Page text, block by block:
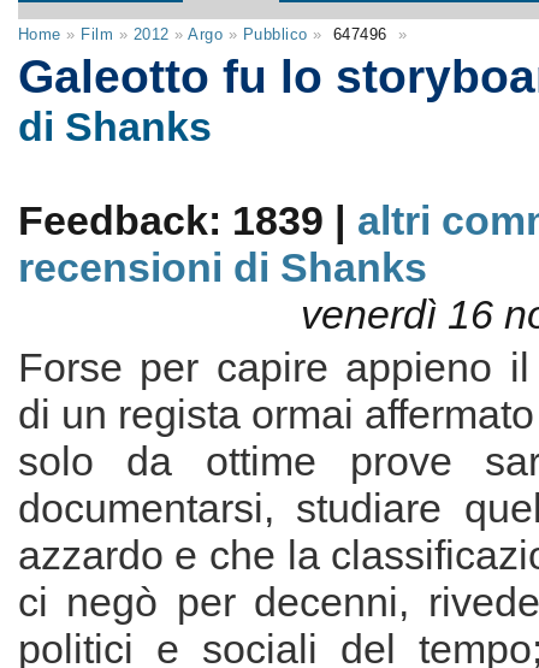
Home » Film » 2012 »Argo » Pubblico » 647496 »
Galeotto fu lo
di Shanks
Feedback: 1839 | altri
recensioni di Shanks
venerdì 16
Forse per capire appieno
di un regista ormai
solo da ottime prove
documentarsi, studiare
azzardo e che la
ci negò per decenni,
politici e sociali del